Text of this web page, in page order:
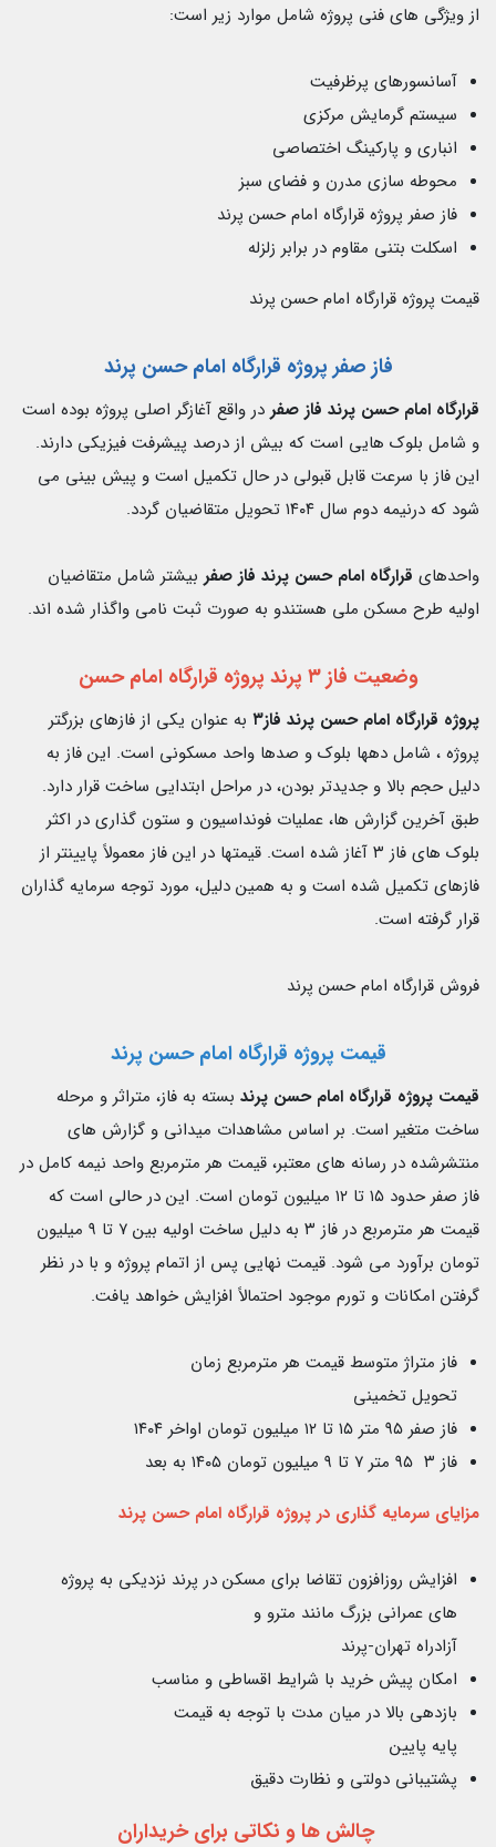
از ويژگی هاى فنى پروژه شامل موارد زير است:
آسانسورهاى پرظرفيت
سيستم گرمایش مركزى
انبارى و پاركينگ اختصاصى
محوطه سازى مدرن و فضاى سبز
فاز صفر پروژه قرارگاه امام حسن پرند
اسكلت بتنى مقاوم در برابر زلزله
قيمت پروژه قرارگاه امام حسن پرند
فاز صفر پروژه قرارگاه امام حسن پرند
قرارگاه امام حسن پرند فاز صفر در واقع آغازگر اصلى پروژه بوده است
و شامل بلوک هايى است كه بيش از درصد پيشرفت فيزيكى دارند.
اين فاز با سرعت قابل قبولى در حال تكميل است و پیش بينى مى
شود كه درنيمه دوم سال ۱۴۰۴ تحويل متقاضيان گردد.
واحدهاى قرارگاه امام حسن پرند فاز صفر بيشتر شامل متقاضيان
اوليه طرح مسكن ملى هستندو به صورت ثبت نامى واگذار شده اند.
وضعيت فاز ٣ پرند پروژه قرارگاه امام حسن
پروژه قرارگاه امام حسن پرند فاز٣
به عنوان يكى از فازهاى بزرگتر
پروژه ، شامل دهها بلوک و صدها واحد مسكونى است. اين فاز به
دليل حجم بالا و جديدتر بودن، در مراحل ابتدايى ساخت قرار دارد.
طبق آخرين گزارش ها، عمليات فونداسيون و ستون گذاری در اكثر
بلوک هاى فاز ٣ آغاز شده است. قيمتها در اين فاز معمولاً پايينتر از
فازهاى تكميل شده است و به همين دليل، مورد توجه سرمايه گذاران
قرار گرفته است.
فروش قرارگاه امام حسن پرند
قيمت پروژه قرارگاه امام حسن پرند
قيمت پروژه قرارگاه امام حسن پرند بسته به فاز، متراثر و مرحله
ساخت متغير است. بر اساس مشاهدات ميدانى و گزارش هاى
منتشرشده در رسانه هاى معتبر، قيمت هر مترمربع واحد نيمه كامل در
فاز صفر حدود ١٥ تا ١٢ ميليون تومان است. اين در حالى است كه
قيمت هر مترمربع در فاز ٣ به دليل ساخت اوليه بين ٧ تا ٩ ميليون
تومان برآورد مى شود. قيمت نهايى پس از اتمام پروژه و با در نظر
گرفتن امكانات و تورم موجود احتمالاً افزايش خواهد يافت.
فاز متراژ متوسط قيمت هر مترمربع زمان
تحويل تخمينى
فاز صفر ۹۵ متر ۱۵ تا ۱۲ ميليون تومان اواخر ۱۴۰۴
فاز ٣ ۹۵ متر ٧ تا ٩ ميليون تومان ۱۴۰۵ به بعد
مزاياى سرمايه گذاری در پروژه قرارگاه امام حسن پرند
افزايش روزافزون تقاضا براى مسكن در پرند نزديكى به پروژه
هاى عمرانى بزرگ مانند مترو و
آزادراه تهران-پرند
امكان پيش خريد با شرايط اقساطى و مناسب
بازدهى بالا در ميان مدت با توجه به قيمت
پايه پايين
پشتيبانى دولتى و نظارت دقيق
چالش ها و نكاتى براى خريداران